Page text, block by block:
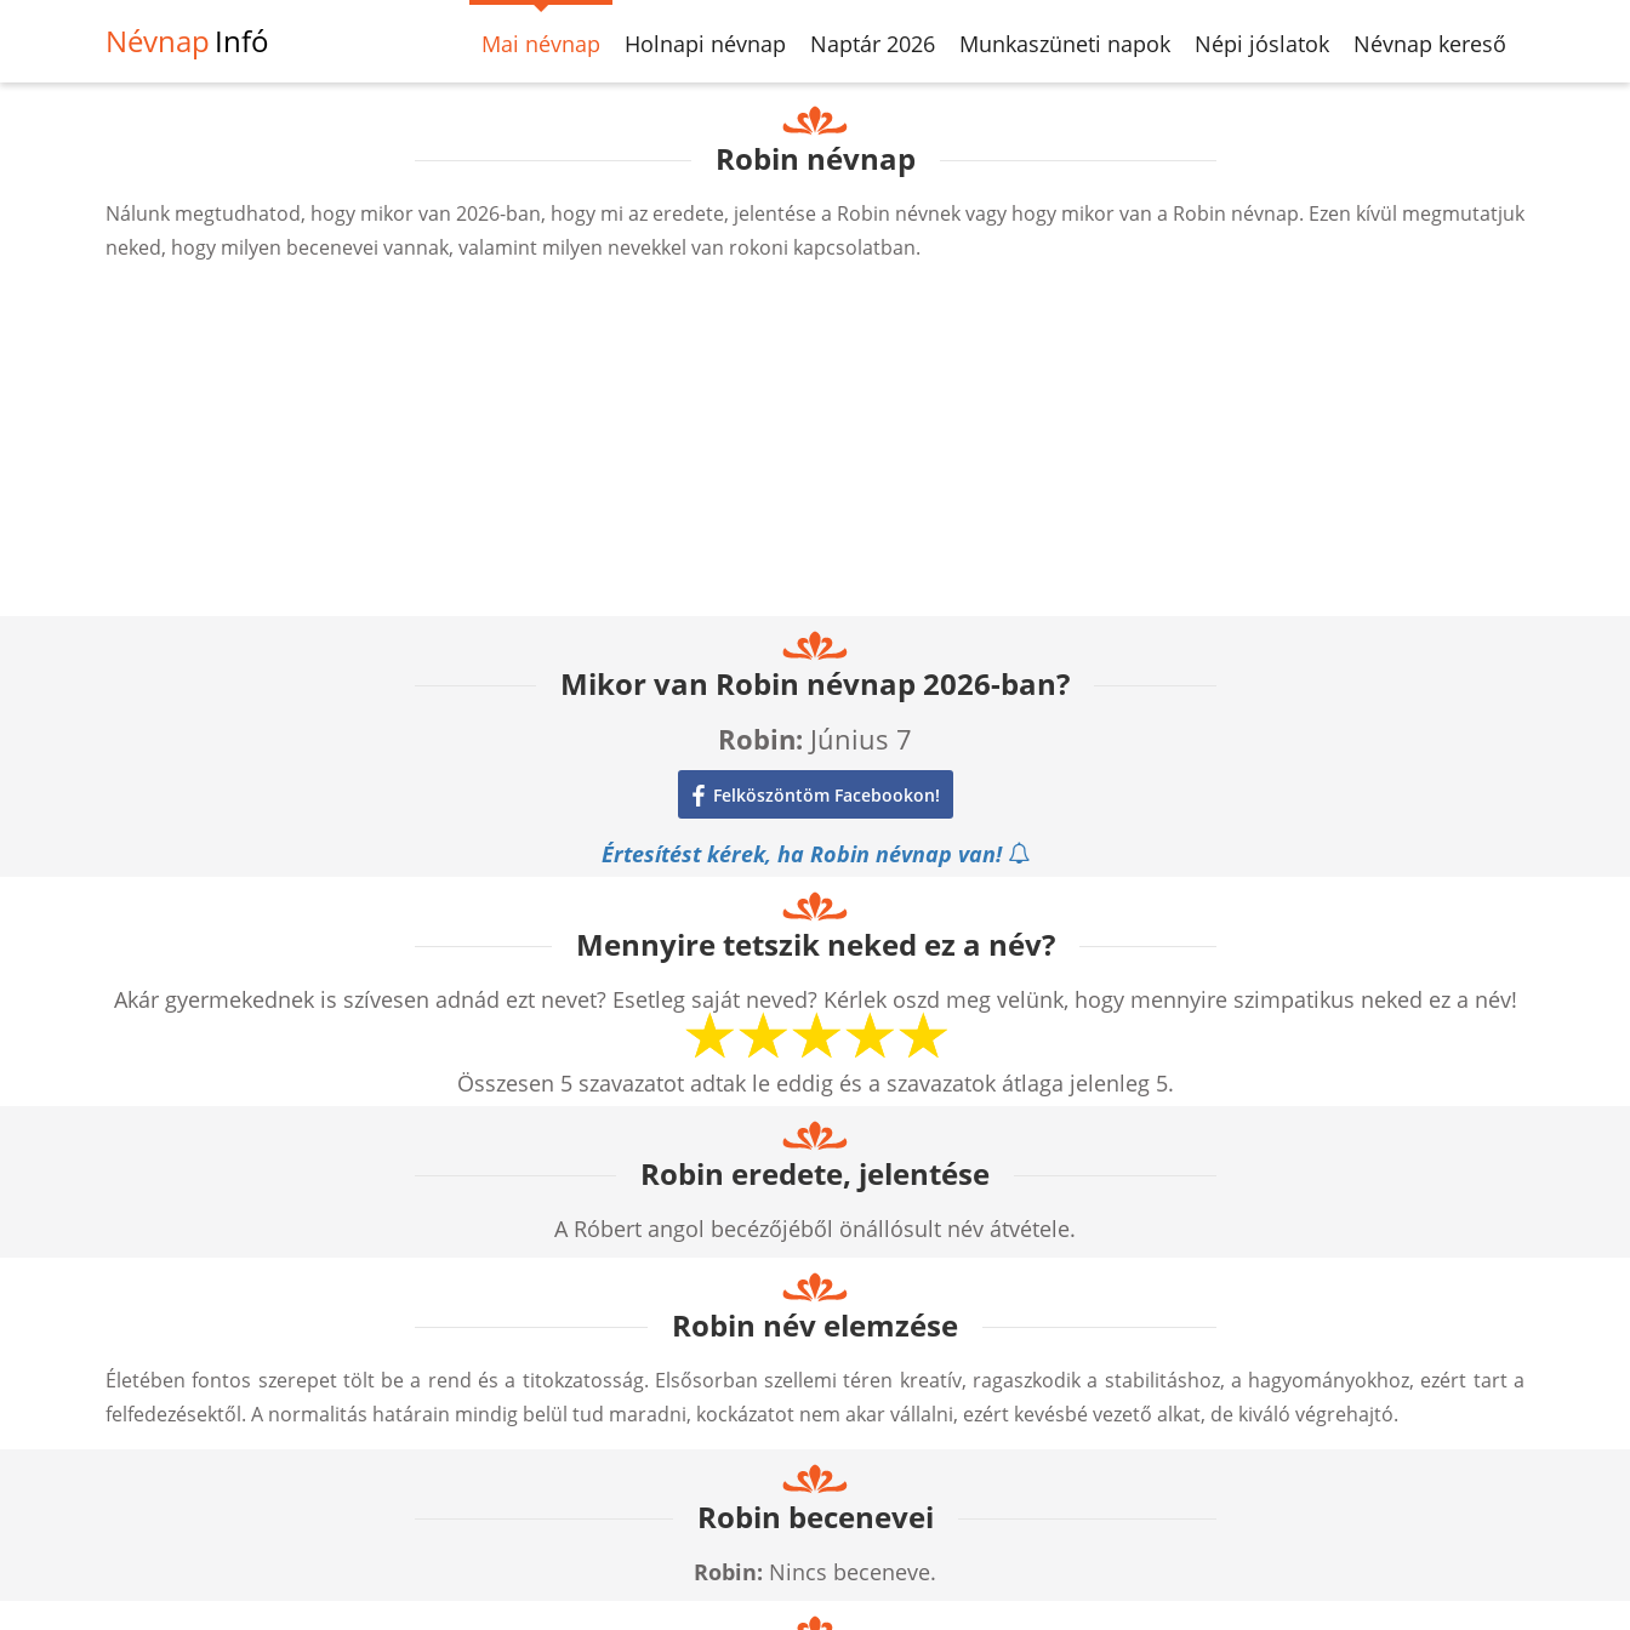
Névnap Infó Mai névnap Holnapi névnap Naptár 2026 Munkaszüneti napok Népi jóslatok Névnap kereső
Robin névnap
Nálunk megtudhatod, hogy mikor van 2026-ban, hogy mi az eredete, jelentése a Robin névnek vagy hogy mikor van a Robin névnap. Ezen kívül megmutatjuk
neked, hogy milyen becenevei vannak, valamint milyen nevekkel van rokoni kapcsolatban.
Mikor van Robin névnap 2026-ban?
Robin: Június 7
Felköszöntöm Facebookon!
Értesítést kérek, ha Robin névnap van!
Mennyire tetszik neked ez a név?
Akár gyermekednek is szívesen adnád ezt nevet? Esetleg saját neved? Kérlek oszd meg velünk, hogy mennyire szimpatikus neked ez a név!
Összesen 5szavazatot adtak le eddig és a szavazatok átlaga jelenleg 5.
Robin eredete, jelentése
A Róbert angol becézőjéből önállósult név átvétele.
Robin név elemzése
Életében fontos szerepet tölt be a rend és a titokzatosság. Elsősorban szellemi téren kreatív, ragaszkodik a stabilitáshoz, a hagyományokhoz, ezért tart a
felfedezésektől. A normalitás határain mindig belül tud maradni, kockázatot nem akar vállalni, ezért kevésbé vezető alkat, de kiváló végrehajtó.
Robin becenevei
Robin: Nincs beceneve.